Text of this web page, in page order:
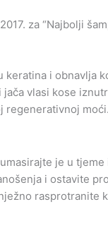
za “Najbolji
keratina i obnavlja
vlasi kose
regenerativnoj moći.
je u
i ostavite